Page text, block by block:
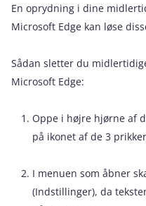
En oprydning i dine
Microsoft Edge kan løse
Sådan sletter du
Microsoft Edge:
Oppe i højre hjørne af
på ikonet af de 3
I menuen som åbner
(Indstillinger), da